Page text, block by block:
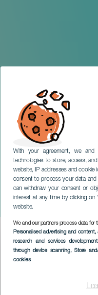
With your agreement, we
technologies to store, access,
website, IP addresses and cookie
consent to process your data and
can withdraw your consent or
interest at any time by clicking on
website.
We and our partners process data for
Personalised advertising and
research and services development
through device scanning, Store
cookies
Sappho de
poétique
GRAN CANARIA
Imagen
Listado